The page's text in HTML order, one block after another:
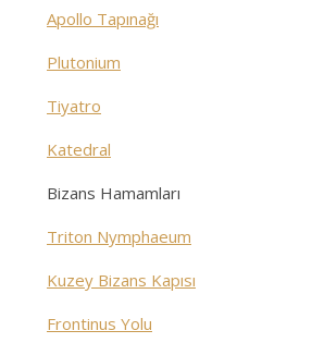
Apollo Tapınağı
Plutonium
Tiyatro
Katedral
Bizans Hamamları
Triton Nymphaeum
Kuzey Bizans Kapısı
Frontinus Yolu